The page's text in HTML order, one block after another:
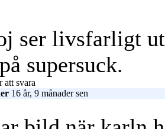
ser livsfarligt
supersuck.
att svara
16 år, 9 månader sen